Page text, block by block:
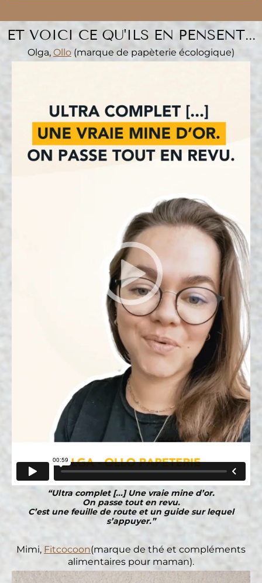
ET VOICI CE QU'ILS EN PENSENT...
Olga, Ollo (marque de papèterie écologique)
“Ultra complet [...] Une vraie mine d’or.
On passe tout en revu.
C’est une feuille de route et un guide sur lequel
s’appuyer.”
Mimi, Fitcocoon(marque de thé et compléments
alimentaires pour maman).